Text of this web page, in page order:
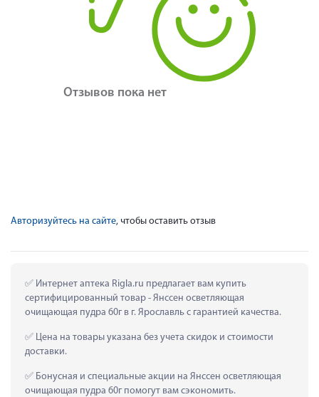
Отзывов пока нет
Авторизуйтесь на сайте, чтобы оставить отзыв
Интернет аптека Rigla.ru предлагает вам купить
сертифицированный товар - Янссен осветляющая
очищающая пудра 60г в г. Ярославль с гарантией качества.
Цена на товары указана без учета скидок и стоимости
доставки.
Бонусная и специальные акции на Янссен осветляющая
очищающая пудра 60г помогут вам сэкономить.